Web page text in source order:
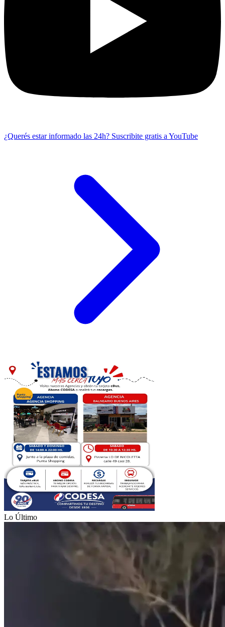
¿Querés estar informado las 24h? Suscribite gratis a YouTube
Lo Último